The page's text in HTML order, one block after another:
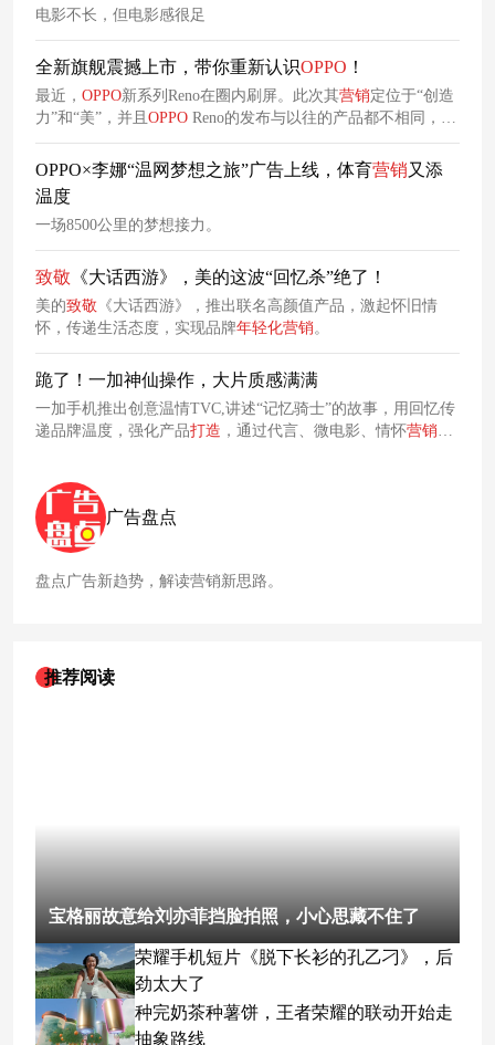
电影不长，但电影感很足
全新旗舰震撼上市，带你重新认识OPPO ！
最近， OPPO新系列Reno在圈内刷屏。此次其营销定位于“创造
力”和“美”，并且 OPPO Reno的发布与以往的产品都不相同，只
有创新的产品、年轻的高管，而没有明星站台。这无异于是对
品牌传统的一种自我颠覆。
OPPO×李娜“温网梦想之旅”广告上线，体育营销又添
温度
一场8500公里的梦想接力。
致敬 《大话西游》，美的这波“回忆杀”绝了！
美的致敬 《大话西游》，推出联名高颜值产品，激起怀旧情
怀，传递生活态度，实现品牌年轻化营销。
跪了！一加神仙操作，大片质感满满
一加手机推出创意温情TVC,讲述“记忆骑士”的故事，用回忆传
递品牌温度，强化产品打造 ，通过代言、微电影、情怀营销
广告盘点
盘点广告新趋势，解读营销新思路。
推荐阅读
宝格丽故意给刘亦菲挡脸拍照，小心思藏不住了
荣耀手机短片《脱下长衫的孔乙刁》，后
劲太大了
种完奶茶种薯饼，王者荣耀的联动开始走
抽象路线